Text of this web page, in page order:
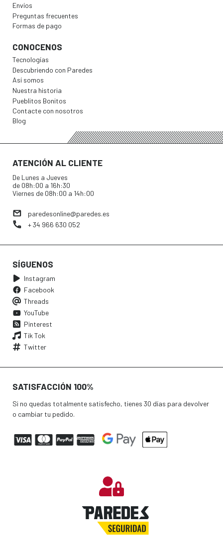
Envíos
Preguntas frecuentes
Formas de pago
CONOCENOS
Tecnologías
Descubriendo con Paredes
Así somos
Nuestra historia
Pueblitos Bonitos
Contacte con nosotros
Blog
ATENCIÓN AL CLIENTE
De Lunes a Jueves
de 08h:00 a 16h:30
Viernes de 08h:00 a 14h:00
paredesonline@paredes.es
+ 34 966 630 052
SÍGUENOS
Instagram
Facebook
Threads
YouTube
Pinterest
Tik Tok
Twitter
SATISFACCIÓN 100%
Si no quedas totalmente satisfecho, tienes 30 días para devolver
o cambiar tu pedido.